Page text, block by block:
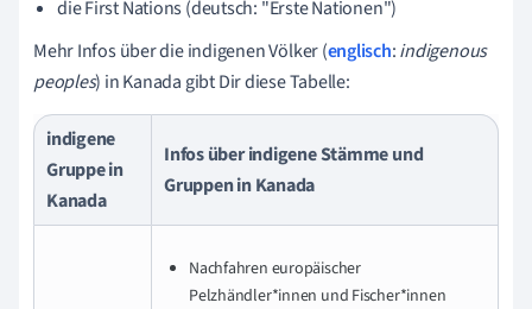
die First Nations (deutsch: "Erste Nationen")
Mehr Infos über die indigenen Völker (englisch:indigenous
peoples) in Kanada gibt Dir diese Tabelle:
indigene
Gruppe in
Kanada
Infos über indigene Stämme und
Gruppen in Kanada
Nachfahren europäischer
Pelzhändler*innen und Fischer*innen